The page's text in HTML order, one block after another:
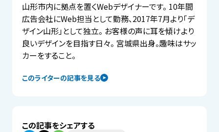
このライターの記事を見る
山形市内に拠点を置くWebデザイナーです。 10年間
広告会社にWeb担当として勤務、2017年7月より「デ
ザイン山形」として独立。 お客様の声に耳を傾けより
良いデザインを目指す日々。 宮城県出身。趣味はサッ
カーをすること。
この記事をシェアする